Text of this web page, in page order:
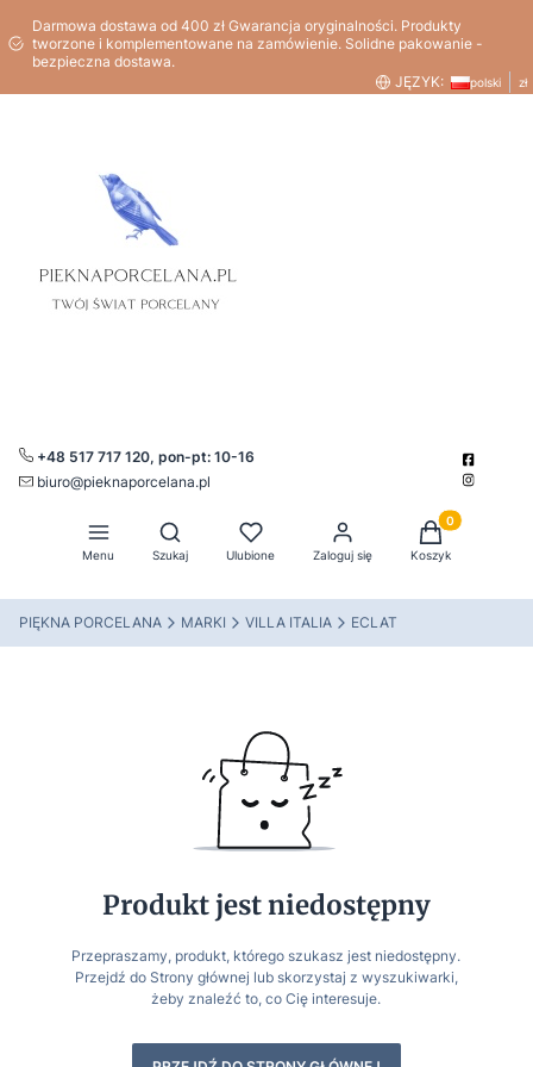
Darmowa dostawa od 400 zł Gwarancja oryginalności. Produkty
tworzone i komplementowane na zamówienie. Solidne pakowanie -
bezpieczna dostawa.
JĘZYK:
polski zł
+48 517 717 120, pon-pt: 10-16
biuro@pieknaporcelana.pl
Menu
Otwórz wyszukiwarkę
Szukaj Ulubione Zaloguj się
Produkty w
Koszyk
PIĘKNA PORCELANA MARKI VILLA ITALIA ECLAT
Produkt jest niedostępny
Przepraszamy, produkt, którego szukasz jest niedostępny.
Przejdź do Strony głównej lub skorzystaj z wyszukiwarki,
żeby znaleźć to, co Cię interesuje.